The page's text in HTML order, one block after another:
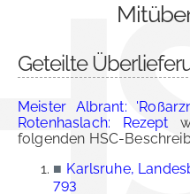
Geteilte
Meister Albrant:
Rotenhaslach: Rezept
folgenden HSC-
■ Karlsruhe,
793